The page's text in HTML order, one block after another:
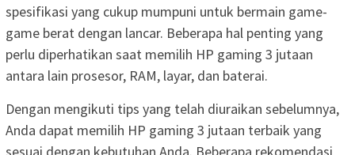
spesifikasi yang cukup mumpuni untuk bermain game-
game berat dengan lancar. Beberapa hal penting yang
perlu diperhatikan saat memilih HP gaming 3 jutaan
antara lain prosesor, RAM, layar, dan baterai.
Dengan mengikuti tips yang telah diuraikan sebelumnya,
Anda dapat memilih HP gaming 3 jutaan terbaik yang
sesuai dengan kebutuhan Anda. Beberapa rekomendasi